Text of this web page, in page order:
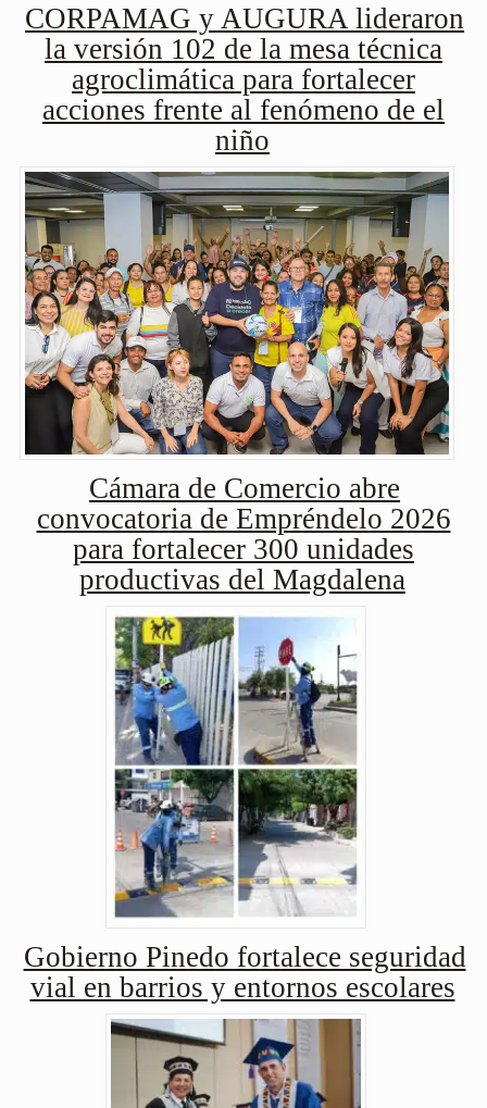
CORPAMAG y AUGURA lideraron
la versión 102 de la mesa técnica
agroclimática para fortalecer
acciones frente al fenómeno de el
niño
Cámara de Comercio abre
convocatoria de Empréndelo 2026
para fortalecer 300 unidades
productivas del Magdalena
Gobierno Pinedo fortalece seguridad
vial en barrios y entornos escolares